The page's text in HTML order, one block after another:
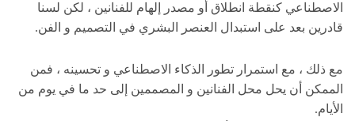
الاصطناعي كنقطة انطلاق أو مصدر إلهام للفنانين ، لكن لسنا
قادرين بعد على استبدال العنصر البشري في التصميم و الفن.
مع ذلك ، مع استمرار تطور الذكاء الاصطناعي و تحسينه ، فمن
الممكن أن يحل محل الفنانين و المصممين إلى حد ما في يوم من
الأيام.